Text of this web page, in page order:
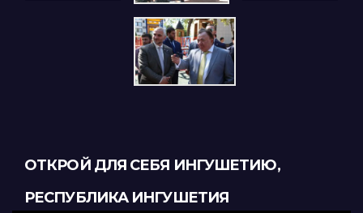
ОТКРОЙ ДЛЯ СЕБЯ ИНГУШЕТИЮ,
РЕСПУБЛИКА ИНГУШЕТИЯ